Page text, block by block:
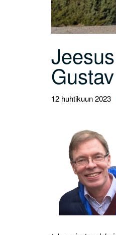
12 huhtikuun 2023